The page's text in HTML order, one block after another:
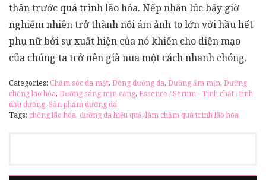
thân trước quá trình lão hóa. Nếp nhăn lúc bấy giờ
nghiễm nhiên trở thành nỗi ám ảnh to lớn với hầu hết
phụ nữ bởi sự xuất hiện của nó khiến cho diện mạo
của chúng ta trở nên già nua một cách nhanh chóng.
Categories: Chăm sóc da mặt, Dòng dưỡng da, Dưỡng ẩm mịn, Dưỡng
chống lão hóa, Dưỡng sáng mịn căng, Essence / Serum - Tinh chất / tinh
dầu dưỡng, Sản phẩm dưỡng da
Tags: chống lão hóa, dưỡng da hiệu quả,làm chậm quá trình lão hóa